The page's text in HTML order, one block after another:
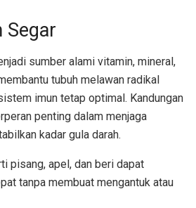
Segar
sumber alami vitamin, mineral,
tubuh melawan radikal
imun tetap optimal. Kandungan
penting dalam menjaga
kadar gula darah.
pisang, apel, dan beri dapat
tanpa membuat mengantuk atau